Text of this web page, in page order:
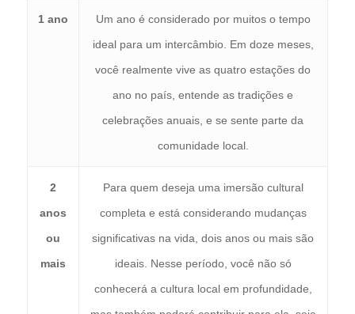
1 ano
Um ano é considerado por muitos o tempo
ideal para um intercâmbio. Em doze meses,
você realmente vive as quatro estações do
ano no país, entende as tradições e
celebrações anuais, e se sente parte da
comunidade local.
2
anos
ou
mais
Para quem deseja uma imersão cultural
completa e está considerando mudanças
significativas na vida, dois anos ou mais são
ideais. Nesse período, você não só
conhecerá a cultura local em profundidade,